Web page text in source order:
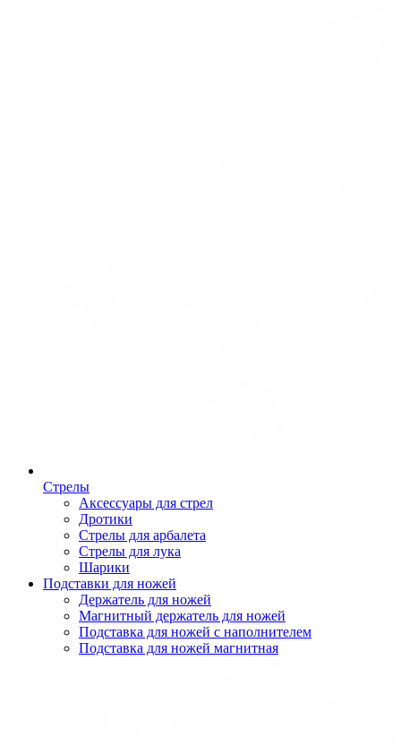
Стрелы
Аксессуары для стрел
Дротики
Стрелы для арбалета
Стрелы для лука
Шарики
Подставки для ножей
Держатель для ножей
Магнитный держатель для ножей
Подставка для ножей с наполнителем
Подставка для ножей магнитная